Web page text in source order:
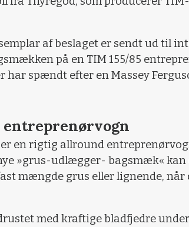
af beslaget er sendt ud til
på en TIM 155/85
har spændt efter en Massey
en rigtig allround
»grus-udlægger- bagsmæk« kan
mængde grus eller lignende, når
med kraftige bladfjedre